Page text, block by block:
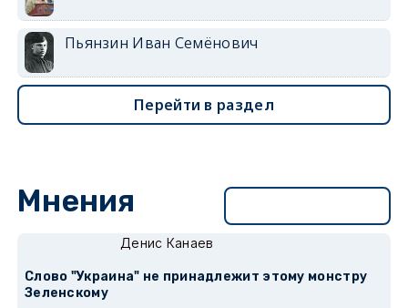
Пьянзин Иван Семёнович
Перейти в раздел
Мнения
Денис Канаев
Слово "Украина" не принадлежит этому монстру
Зеленскому